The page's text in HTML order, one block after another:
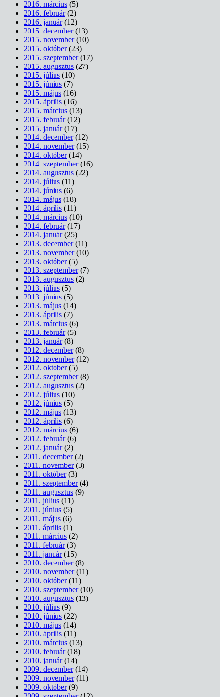
2016. március (5)
2016. február(2)
2016. január(12)
2015. december(13)
2015. november(10)
2015. október(23)
2015. szeptember(17)
2015. augusztus (27)
2015. július (10)
2015. június (7)
2015. május (16)
2015. április (16)
2015. március (13)
2015. február(12)
2015. január(17)
2014. december(12)
2014. november(15)
2014. október(14)
2014. szeptember(16)
2014. augusztus (22)
2014. július (11)
2014. június (6)
2014. május (18)
2014. április (11)
2014. március (10)
2014. február(17)
2014. január(25)
2013. december(11)
2013. november(10)
2013. október(5)
2013. szeptember(7)
2013. augusztus (2)
2013. július (5)
2013. június (5)
2013. május (14)
2013. április (7)
2013. március (6)
2013. február(5)
2013. január(8)
2012. december(8)
2012. november(12)
2012. október(5)
2012. szeptember(8)
2012. augusztus (2)
2012. július (10)
2012. június (5)
2012. május (13)
2012. április (6)
2012. március (6)
2012. február(6)
2012. január(2)
2011. december(2)
2011. november(3)
2011. október(3)
2011. szeptember(4)
2011. augusztus (9)
2011. július (11)
2011. június (5)
2011. május (6)
2011. április (1)
2011. március (2)
2011. február(3)
2011. január(15)
2010. december(8)
2010. november(11)
2010. október(11)
2010. szeptember(10)
2010. augusztus (13)
2010. július (9)
2010. június (22)
2010. május (14)
2010. április (11)
2010. március (13)
2010. február(18)
2010. január(14)
2009. december(14)
2009. november(11)
2009. október(9)